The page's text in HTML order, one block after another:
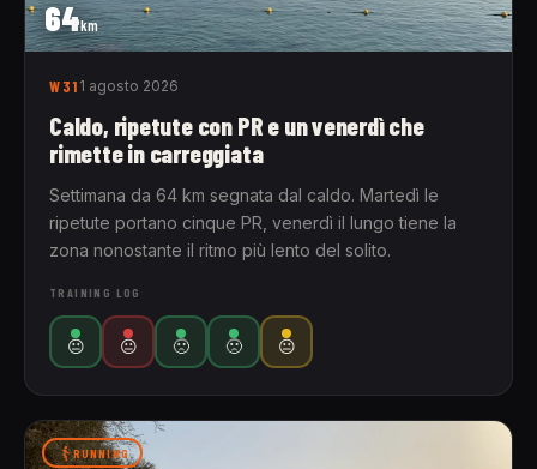
64km
W31 1 agosto 2026
Caldo, ripetute con PR e un venerdì che
rimette in carreggiata
Settimana da 64 km segnata dal caldo. Martedì le
ripetute portano cinque PR, venerdì il lungo tiene la
zona nonostante il ritmo più lento del solito.
TRAINING LOG
😐 😐 🙁 🙁 😐
RUNNING